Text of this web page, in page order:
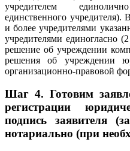
учредителем
единственного
и более учредителями
учредителями единогласно
решение об учреждении
решения об учреждении
организационно-правовой
Шаг 4. Готовим
регистрации
подпись заявителя
нотариально (при